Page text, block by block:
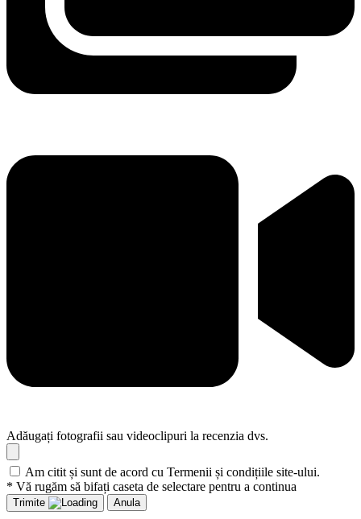
Adăugați fotografii sau videoclipuri la recenzia dvs.
Am citit și sunt de acord cu Termenii și condițiile site-ului.
* Vă rugăm să bifați caseta de selectare pentru a continua
Trimite Anula